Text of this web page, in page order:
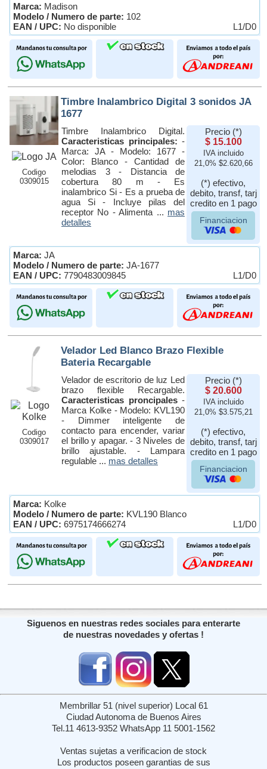
Marca: Madison
Modelo / Numero de parte: 102
EAN / UPC: No disponible L1/D0
Codigo
0309015
Timbre Inalambrico Digital 3 sonidos JA
1677
Timbre Inalambrico Digital.
Caracteristicas principales: -
Marca: JA - Modelo: 1677 -
Color: Blanco - Cantidad de
melodias 3 - Distancia de
cobertura 80 m - Es
inalambrico Si - Es a prueba de
agua Si - Incluye pilas del
receptor No - Alimenta ... mas
detalles
Precio (*)
$ 15.100
IVA incluido
21,0% $2.620,66
(*) efectivo,
debito, transf, tarj
credito en 1 pago
Financiacion
Marca: JA
Modelo / Numero de parte: JA-1677
EAN / UPC: 7790483009845 L1/D0
Codigo
0309017
Velador Led Blanco Brazo Flexible
Bateria Recargable
Velador de escritorio de luz Led
brazo flexible Recargable.
Caracteristicas proncipales -
Marca Kolke - Modelo: KVL190
- Dimmer inteligente de
contacto para encender, variar
el brillo y apagar. - 3 Niveles de
brillo ajustable. - Lampara
regulable ... mas detalles
Precio (*)
$ 20.600
IVA incluido
21,0% $3.575,21
(*) efectivo,
debito, transf, tarj
credito en 1 pago
Financiacion
Marca: Kolke
Modelo / Numero de parte: KVL190 Blanco
EAN / UPC: 6975174666274 L1/D0
Siguenos en nuestras redes sociales para enterarte
de nuestras novedades y ofertas !
Membrillar 51 (nivel superior) Local 61
Ciudad Autonoma de Buenos Aires
Tel.11 4613-9352 WhatsApp 11 5001-1562
Ventas sujetas a verificacion de stock
Los productos poseen garantias de sus